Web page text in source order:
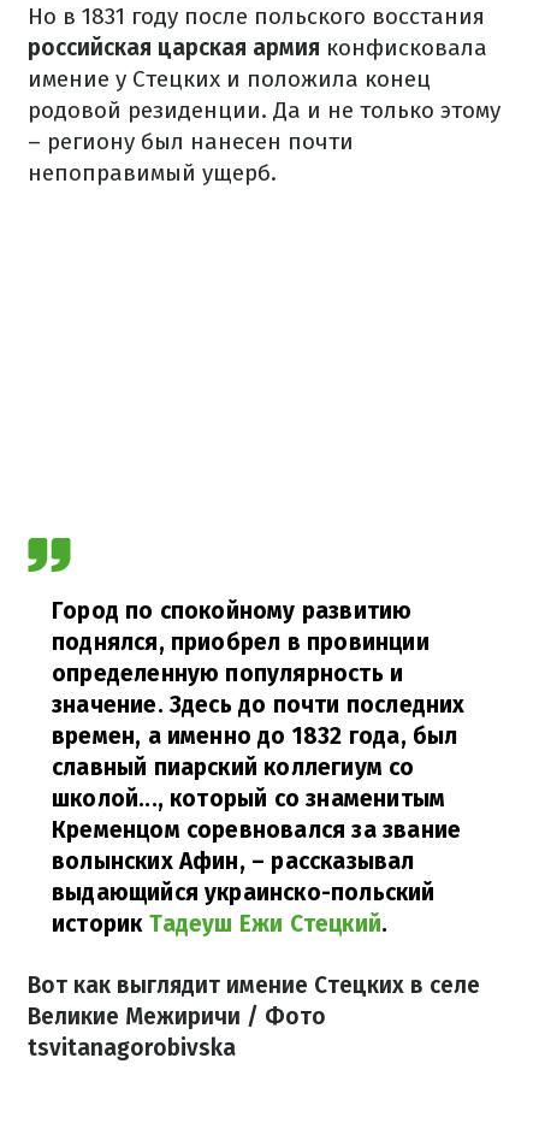
Но в 1831 году после польского восстания
российская царская армия конфисковала
имение у Стецких и положила конец
родовой резиденции. Да и не только этому
– региону был нанесен почти
непоправимый ущерб.
Город по спокойному развитию
поднялся, приобрел в провинции
определенную популярность и
значение. Здесь до почти последних
времен, а именно до 1832 года, был
славный пиарский коллегиум со
школой..., который со знаменитым
Кременцом соревновался за звание
волынских Афин, – рассказывал
выдающийся украинско-польский
историк Тадеуш Ежи Стецкий.
Вот как выглядит имение Стецких в селе
Великие Межиричи / Фото
tsvitanagorobivska